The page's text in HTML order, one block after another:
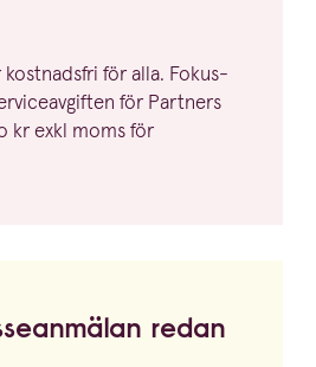
kostnadsfri för alla. Fokus­
för Partners
kr exkl moms för
redan